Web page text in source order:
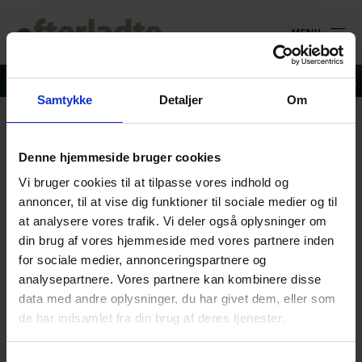
Samtykke Detaljer Om
Denne hjemmeside bruger cookies
Vi bruger cookies til at tilpasse vores indhold og
annoncer, til at vise dig funktioner til sociale medier og til
at analysere vores trafik. Vi deler også oplysninger om
din brug af vores hjemmeside med vores partnere inden
for sociale medier, annonceringspartnere og
analysepartnere. Vores partnere kan kombinere disse
data med andre oplysninger, du har givet dem, eller som
de har indsamlet fra din brug af deres tjenester.
MENU